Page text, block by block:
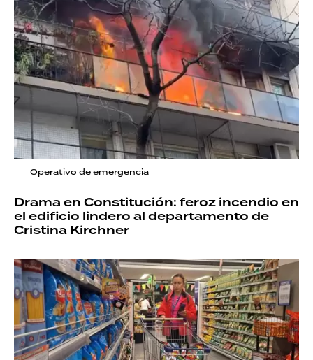
Operativo de emergencia
Drama en Constitución: feroz incendio en
el edificio lindero al departamento de
Cristina Kirchner